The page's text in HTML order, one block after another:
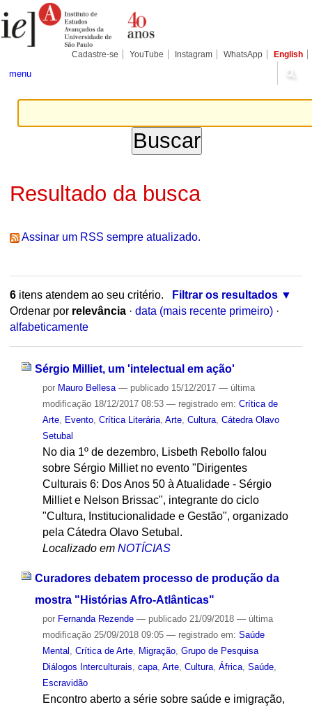
para
conteúdo.
Pessoais
Cadastre-se YouTube Instagram WhatsApp English
menu
Resultado da busca
Assinar um RSS sempre atualizado.
6itens atendem ao seu critério.
Filtrar os resultados
Ordenar por relevância · data (mais recente primeiro) ·
alfabeticamente
Sérgio Milliet, um 'intelectual em ação'
por Mauro Bellesa — publicado15/12/2017 — última
modificação18/12/2017 08:53 — registrado em: Crítica de
Arte, Evento, Crítica Literária, Arte, Cultura, Cátedra Olavo
Setubal
No dia 1º de dezembro, Lisbeth Rebollo falou
sobre Sérgio Milliet no evento "Dirigentes
Culturais 6: Dos Anos 50 à Atualidade - Sérgio
Milliet e Nelson Brissac", integrante do ciclo
"Cultura, Institucionalidade e Gestão", organizado
pela Cátedra Olavo Setubal.
Localizado em NOTÍCIAS
Curadores debatem processo de produção da
mostra "Histórias Afro-Atlânticas"
por Fernanda Rezende — publicado21/09/2018 — última
modificação25/09/2018 09:05 — registrado em: Saúde
Mental Crítica de Arte, Migração, Grupo de Pesquisa
Diálogos Interculturais capa, Arte, Cultura, África, Saúde,
Escravidão
Encontro aberto a série sobre saúde e imigração,